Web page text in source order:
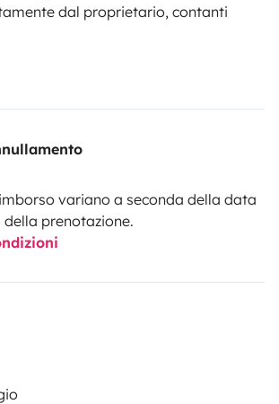
dal proprietario, contanti
variano a seconda della data
prenotazione.